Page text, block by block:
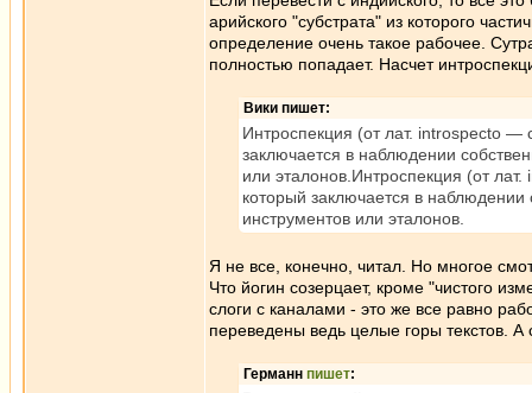
арийского "субстрата" из которого
определение очень такое рабочее.
полностью попадает. Насчет
Вики пишет:
Интроспекция (от лат. introspecto —
заключается в наблюдении
или эталонов.Интроспекция (от
который заключается в наблюдении
инструментов или эталонов.
Я не все, конечно, читал. Но многое
Что йогин созерцает, кроме "чистого
слоги с каналами - это же все равно
переведены ведь целые горы текстов.
Германн пишет: